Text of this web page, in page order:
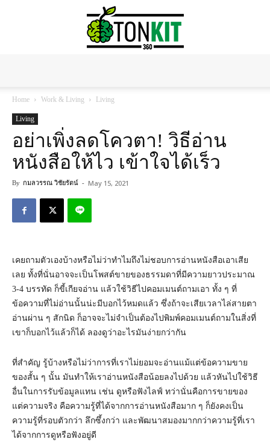
Home Work & Living Living
Living
อย่าเพิ่งลดโควตา! วิธีอ่าน
หนังสือให้ไว เข้าใจได้เร็ว
By กมลวรรณ วิชัยรัตน์ - May 15, 2021
เคยถามตัวเองบ้างหรือไม่ว่าทำไมถึงไม่ชอบการอ่านหนังสือเอาเสีย
เลย ทั้งที่นั่นอาจจะเป็นโพสต์ขายของธรรมดาที่มีความยาวประมาณ
3-4 บรรทัด ก็ขี้เกียจอ่าน แล้วใช้วิธีไปคอมเมนต์ถามเอา ทั้ง ๆ ที่
ข้อความที่ไม่อ่านนั้นน่ะมีบอกไว้หมดแล้ว ซึ่งถ้าจะเสียเวลาไล่สายตา
อ่านผ่าน ๆ สักนิด ก็อาจจะไม่จำเป็นต้องไปพิมพ์คอมเมนต์ถามในสิ่งที่
เขาก็บอกไว้แล้วก็ได้ ลองดูว่าอะไรมันง่ายกว่ากัน
ที่สำคัญ รู้บ้างหรือไม่ว่าการที่เราไม่ยอมจะอ่านแม้แต่ข้อความขาย
ของสั้น ๆ นั้น มันทำให้เราอ่านหนังสือน้อยลงไปด้วย แล้วหันไปใช้วิธี
อื่นในการรับข้อมูลแทน เช่น ดูหรือฟังไลฟ์ ทว่านั่นคือการขายของ
แต่ความจริง คือความรู้ที่ได้จากการอ่านหนังสือมาก ๆ ก็ยังคงเป็น
ความรู้ที่รอบตัวกว่า ลึกซึ้งกว่า และพัฒนาสมองมากกว่าความรู้ที่เรา
ได้จากการดูหรือฟังอยู่ดี